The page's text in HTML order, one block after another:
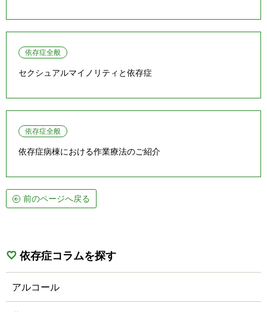
依存症全般
セクシュアルマイノリティと依存症
依存症全般
依存症病棟における作業療法のご紹介
前のページへ戻る
依存症コラムを探す
アルコール